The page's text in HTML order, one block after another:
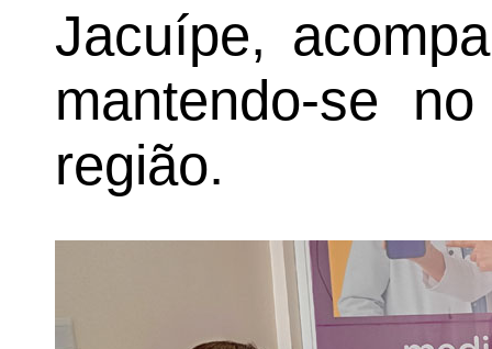
Jacuípe,
mantendo-se
região.